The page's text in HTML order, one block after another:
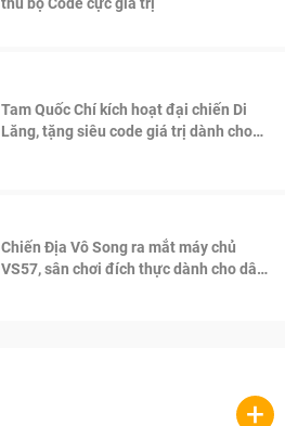
Tam Quốc Chí kích hoạt đại chiến Di
Lăng, tặng siêu code giá trị dành cho
Chiến Địa Vô Song ra mắt máy chủ
VS57, sân chơi đích thực dành cho dân
+